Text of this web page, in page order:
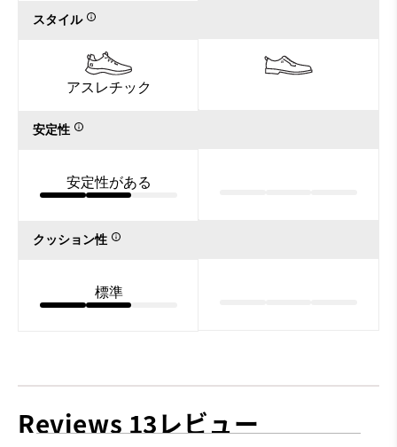
スタイル
アスレチック
安定性
安定性がある
クッション性
標準
Reviews13レビュー